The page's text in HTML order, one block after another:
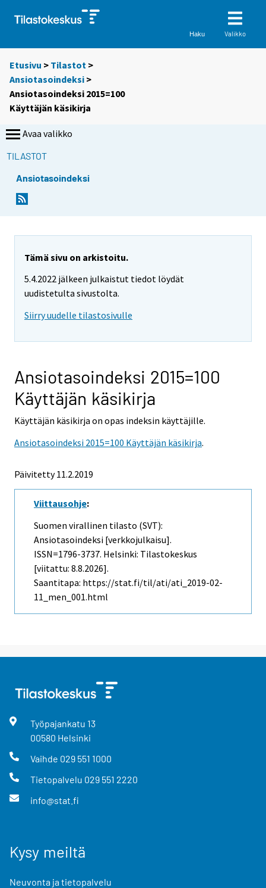
Haku Valikko
Etusivu > Tilastot >
Ansiotasoindeksi >
Ansiotasoindeksi 2015=100
Käyttäjän käsikirja
Avaa valikko
TILASTOT
Ansiotasoindeksi
Tämä sivu on arkistoitu.
5.4.2022 jälkeen julkaistut tiedot löydät
uudistetulta sivustolta.
Siirry uudelle tilastosivulle
Ansiotasoindeksi 2015=100
Käyttäjän käsikirja
Käyttäjän käsikirja on opas indeksin käyttäjille.
Ansiotasoindeksi 2015=100 Käyttäjän käsikirja.
Päivitetty 11.2.2019
Viittausohje:
Suomen virallinen tilasto (SVT):
Ansiotasoindeksi [verkkojulkaisu].
ISSN=1796-3737. Helsinki: Tilastokeskus
[viitattu: 8.8.2026].
Saantitapa: https://stat.fi/til/ati/ati_2019-02-
11_men_001.html
Työpajankatu 13
00580 Helsinki
Vaihde 029 551 1000
Tietopalvelu 029 551 2220
info@stat.fi
Kysy meiltä
Neuvonta ja tietopalvelu